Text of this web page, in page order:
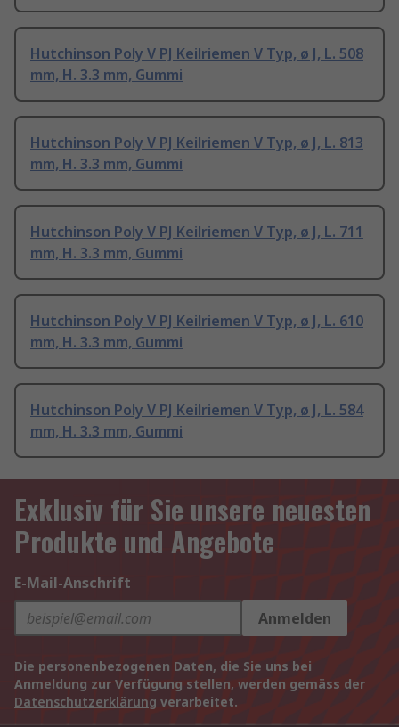
Hutchinson Poly V PJ Keilriemen V Typ, ø J, L. 508
mm, H. 3.3 mm, Gummi
Hutchinson Poly V PJ Keilriemen V Typ, ø J, L. 813
mm, H. 3.3 mm, Gummi
Hutchinson Poly V PJ Keilriemen V Typ, ø J, L. 711
mm, H. 3.3 mm, Gummi
Hutchinson Poly V PJ Keilriemen V Typ, ø J, L. 610
mm, H. 3.3 mm, Gummi
Hutchinson Poly V PJ Keilriemen V Typ, ø J, L. 584
mm, H. 3.3 mm, Gummi
Exklusiv für Sie unsere neuesten
Produkte und Angebote
E-Mail-Anschrift
Anmelden
Die personenbezogenen Daten, die Sie uns bei
Anmeldung zur Verfügung stellen, werden gemäss der
Datenschutzerklärung verarbeitet.